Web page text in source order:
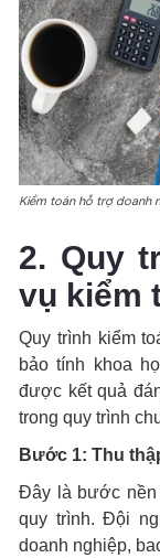
Kiểm toán hỗ trợ doanh
2. Quy
vụ kiểm
Quy trình kiểm
bảo tính khoa
được kết quả
trong quy trình
Bước 1: Thu
Đây là bước nền
quy trình. Đội
doanh nghiệp,